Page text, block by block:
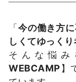
「今の働き方
しくてゆっく
そんな悩み
WEBCAMP】